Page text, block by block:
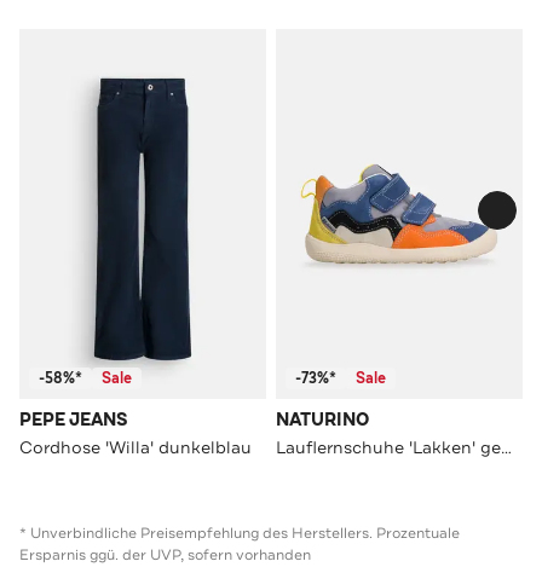
-58%* Sale
PEPE JEANS
Cordhose 'Willa' dunkelblau
-73%* Sale
NATURINO
Lauflernschuhe 'Lakken' gemustert
* Unverbindliche Preisempfehlung des Herstellers. Prozentuale
Ersparnis ggü. der UVP, sofern vorhanden